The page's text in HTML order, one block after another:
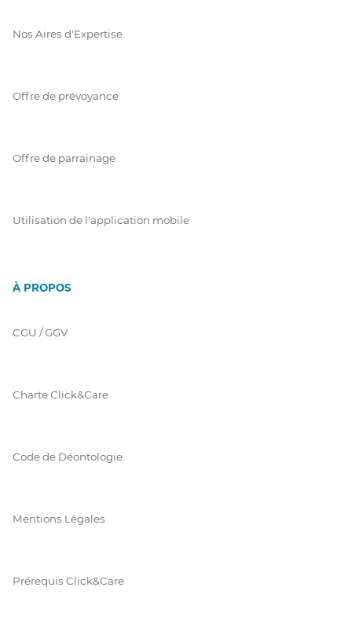
Nos Aires d'Expertise
Offre de prévoyance
Offre de parrainage
Utilisation de l'application mobile
À PROPOS
CGU / GGV
Charte Click&Care
Code de Déontologie
Mentions Légales
Prérequis Click&Care